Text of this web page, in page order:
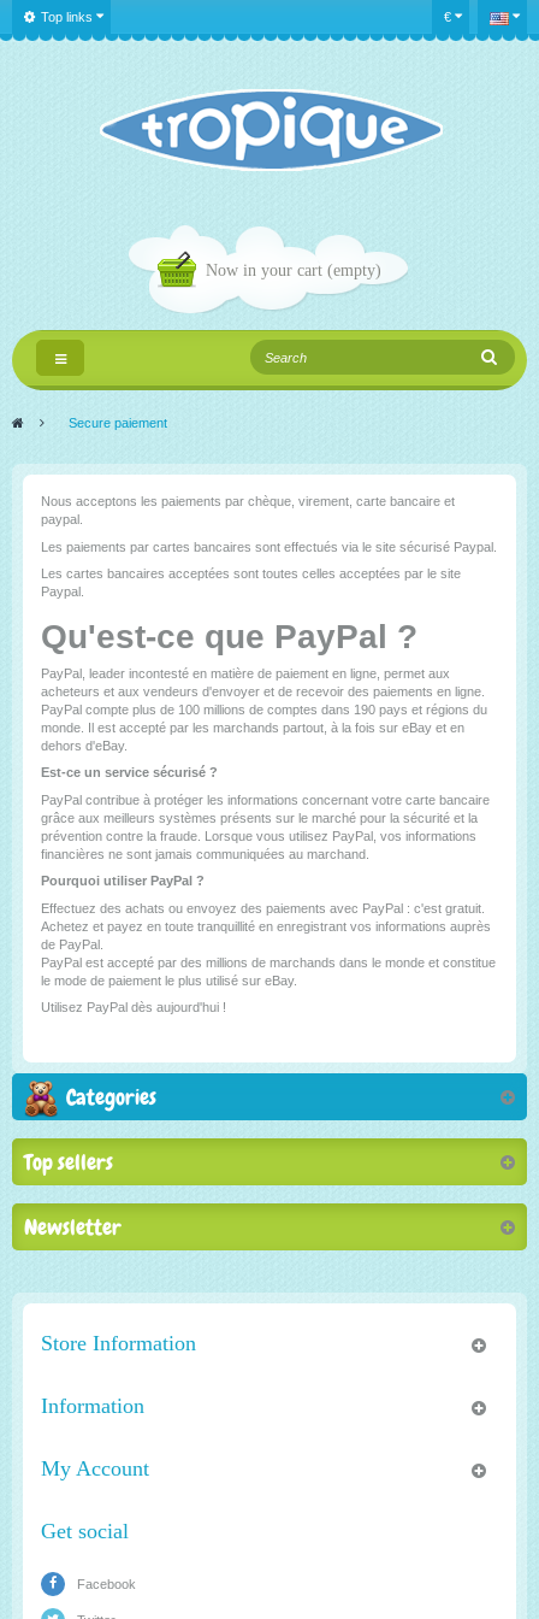
€
Top links
Now in your cart (empty)
Toggle
navigation
> Secure paiement
Nous acceptons les paiements par chèque, virement, carte bancaire et
paypal.
Les paiements par cartes bancaires sont effectués via le site sécurisé Paypal.
Les cartes bancaires acceptées sont toutes celles acceptées par le site
Paypal.
Qu'est-ce que PayPal ?
PayPal, leader incontesté en matière de paiement en ligne, permet aux
acheteurs et aux vendeurs d'envoyer et de recevoir des paiements en ligne.
PayPal compte plus de 100 millions de comptes dans 190 pays et régions du
monde. Il est accepté par les marchands partout, à la fois sur eBay et en
dehors d'eBay.
Est-ce un service sécurisé ?
PayPal contribue à protéger les informations concernant votre carte bancaire
grâce aux meilleurs systèmes présents sur le marché pour la sécurité et la
prévention contre la fraude. Lorsque vous utilisez PayPal, vos informations
financières ne sont jamais communiquées au marchand.
Pourquoi utiliser PayPal ?
Effectuez des achats ou envoyez des paiements avec PayPal : c'est gratuit.
Achetez et payez en toute tranquillité en enregistrant vos informations auprès
de PayPal.
PayPal est accepté par des millions de marchands dans le monde et constitue
le mode de paiement le plus utilisé sur eBay.
Utilisez PayPal dès aujourd'hui !
Categories
Top sellers
Newsletter
Store Information
Information
My Account
Get social
Facebook